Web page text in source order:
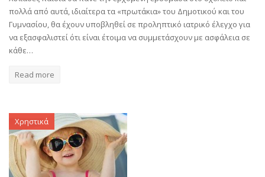
πολλά από αυτά, ιδιαίτερα τα «πρωτάκια» του Δημοτικού και του
Γυμνασίου, θα έχουν υποβληθεί σε προληπτικό ιατρικό έλεγχο για
να εξασφαλιστεί ότι είναι έτοιμα να συμμετάσχουν με ασφάλεια σε
κάθε…
Read more
Χρηστικά